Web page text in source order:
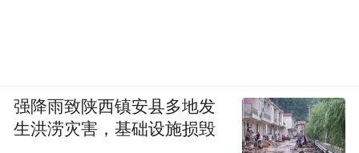
强降雨致陕西镇安县多地发
生洪涝灾害，基础设施损毁